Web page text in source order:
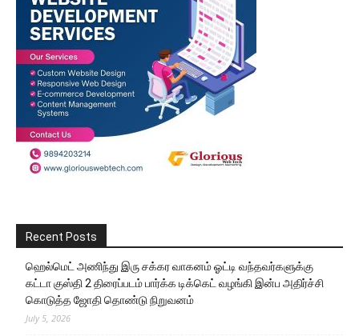
Recent Posts
ஹெல்மெட் அணிந்து இரு சக்கர வாகனம் ஓட்டி வந்தவர்களுக்கு
கட்டா குஸ்தி 2 திரைப்படம் பார்க்க டிக்கெட் வழங்கி இன்ப அதிர்ச்சி
கொடுத்த ஜோதி தொண்டு நிறுவனம்
July 5, 2026